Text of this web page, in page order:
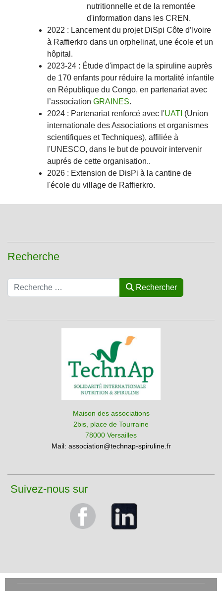
nutritionnelle et de la remontée
d'information dans les CREN.
2022 : Lancement du projet DiSpi Côte d’Ivoire
à Raffierkro dans un orphelinat, une école et un
hôpital.
2023-24 : Étude d'impact de la spiruline auprès
de 170 enfants pour réduire la mortalité infantile
en République du Congo, en partenariat avec
l’association GRAINES.
2024 : Partenariat renforcé avec l'UATI (Union
internationale des Associations et organismes
scientifiques et Techniques), affiliée à
l'UNESCO, dans le but de pouvoir intervenir
auprés de cette organisation..
2026 : Extension de DisPi à la cantine de
l'école du village de Raffierkro.
Recherche
Rechercher Rechercher
Maison des associations
2bis, place de Tourraine
78000 Versailles
Mail: association@technap-spiruline.fr
Suivez-nous sur